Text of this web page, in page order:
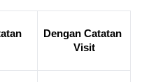
Dengan Catatan
Visit